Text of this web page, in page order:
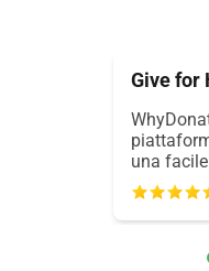
Give for
una
oltre a
e utile.